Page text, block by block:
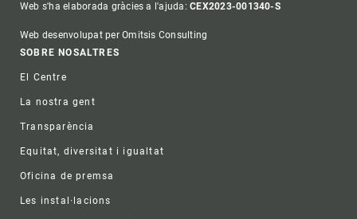
Web s'ha elaborada gràcies a l'ajuda:CEX2023-001340-S
Web desenvolupat per Omitsis Consulting
Footer
SOBRE NOSALTRES
El Centre
La nostra gent
Transparència
Equitat, diversitat i igualtat
Oficina de premsa
Les instal·lacions